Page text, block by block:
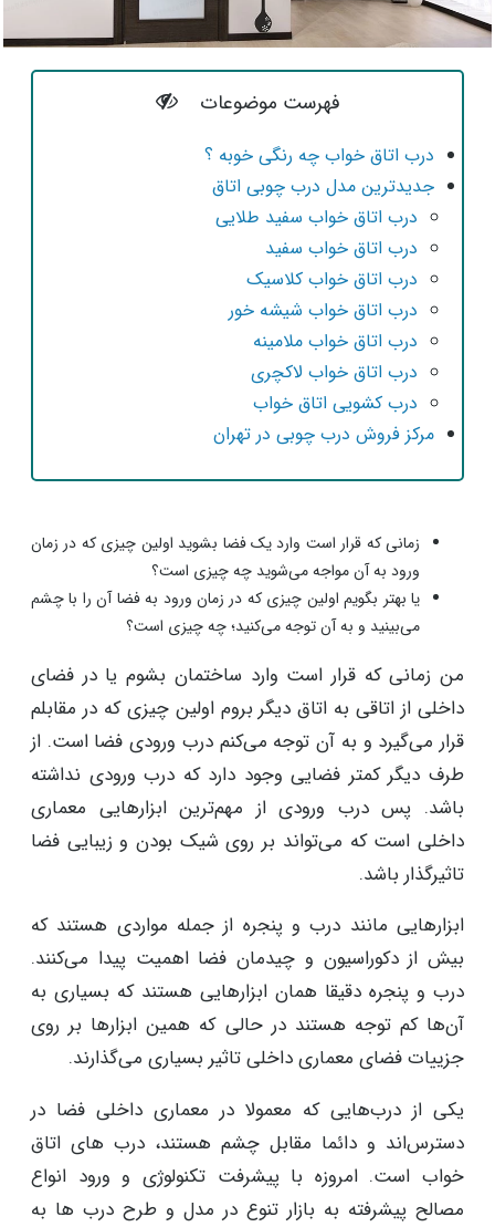
فهرست موضوعات
درب اتاق خواب چه رنگی خوبه ؟
جدیدترین مدل درب چوبی اتاق
درب اتاق خواب سفید طلایی
درب اتاق خواب سفید
درب اتاق خواب کلاسیک
درب اتاق خواب شیشه خور
درب اتاق خواب ملامینه
درب اتاق خواب لاکچری
درب کشویی اتاق خواب
مرکز فروش درب چوبی در تهران
زمانی که قرار است وارد یک فضا بشوید اولین چیزی که در زمان
ورود به آن مواجه می‌شوید چه چیزی است؟
یا بهتر بگویم اولین چیزی که در زمان ورود به فضا آن را با چشم
می‌بینید و به آن توجه می‌کنید؛ چه چیزی است؟
من زمانی که قرار است وارد ساختمان بشوم یا در فضای
داخلی از اتاقی به اتاق دیگر بروم اولین چیزی که در مقابلم
قرار می‌گیرد و به آن توجه می‌کنم درب ورودی فضا است. از
طرف دیگر کمتر فضایی وجود دارد که درب ورودی نداشته
باشد. پس درب ورودی از مهم‌ترین ابزارهایی معماری
داخلی است که می‌تواند بر روی شیک بودن و زیبایی فضا
تاثیرگذار باشد.
ابزارهایی مانند درب و پنجره از جمله مواردی هستند که
بیش از دکوراسیون و چیدمان فضا اهمیت پیدا می‌کنند.
درب و پنجره دقیقا همان ابزارهایی هستند که بسیاری به
آن‌ها کم توجه هستند در حالی که همین ابزارها بر روی
جزییات فضای معماری داخلی تاثیر بسیاری می‌گذارند.
یکی از درب‌هایی که معمولا در معماری داخلی فضا در
دسترس‌اند و دائما مقابل چشم هستند، درب های اتاق
خواب است. امروزه با پیشرفت تکنولوژی و ورود انواع
مصالح پیشرفته به بازار تنوع در مدل و طرح درب ها به